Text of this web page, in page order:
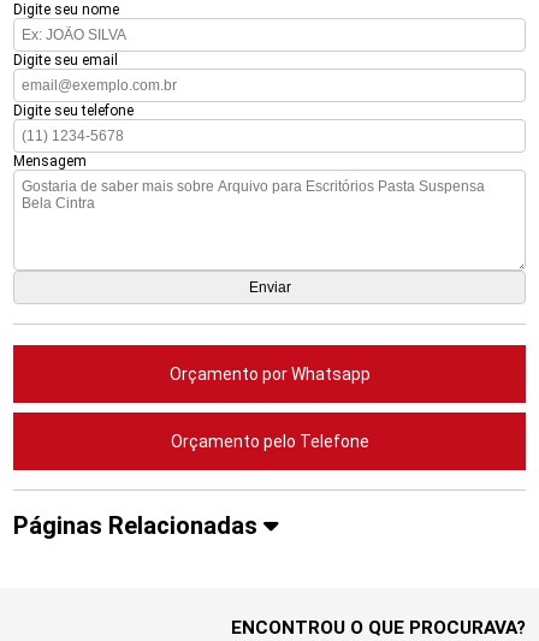
Digite seu nome
Digite seu email
Digite seu telefone
Mensagem
Orçamento por Whatsapp
Orçamento pelo Telefone
Páginas Relacionadas
ENCONTROU O QUE PROCURAVA?